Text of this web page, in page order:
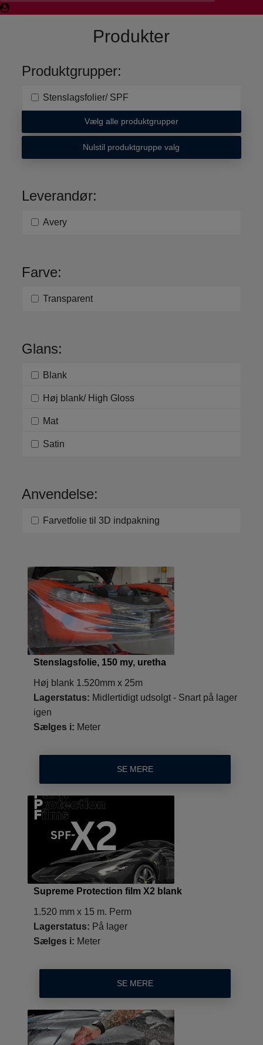
Produkter
Produktgrupper:
Stenslagsfolier/ SPF
Vælg alle produktgrupper
Nulstil produktgruppe valg
Leverandør:
Avery
Farve:
Transparent
Glans:
Blank
Høj blank/ High Gloss
Mat
Satin
Anvendelse:
Farvetfolie til 3D indpakning
Stenslagsfolie, 150 my, uretha
Høj blank 1.520mm x 25m
Lagerstatus: Midlertidigt udsolgt - Snart på lager
igen
Sælges i: Meter
SE MERE
Supreme Protection film X2 blank
1.520 mm x 15 m. Perm
Lagerstatus: På lager
Sælges i: Meter
SE MERE